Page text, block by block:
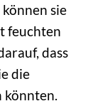
sie
feuchten
dass
die